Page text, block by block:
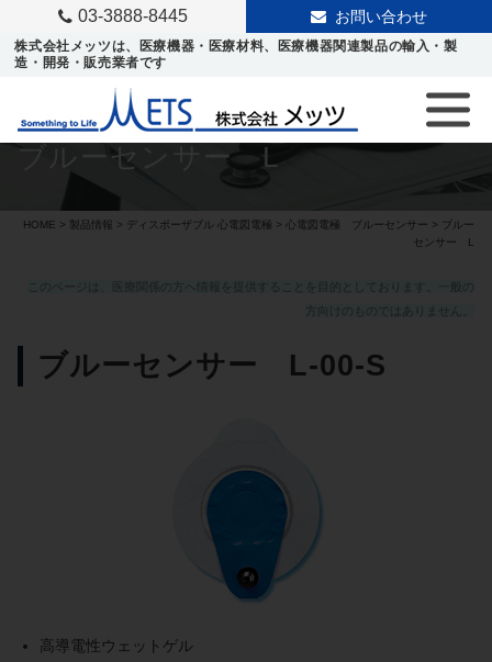
03-3888-8445 お問い合わせ
株式会社メッツは、医療機器・医療材料、医療機器関連製品の輸入・製
造・開発・販売業者です
ブルーセンサー L
HOME > 製品情報 > ディスポーザブル 心電図電極 > 心電図電極 ブルーセンサー > ブルー
センサー L
このページは、医療関係の方へ情報を提供することを目的としております。一般の
ブルーセンサー L-00-S
高導電性ウェットゲル